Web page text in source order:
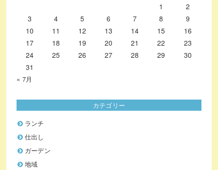
1
2
3
4 5 6 7 8
9
10
11 12 13 14 15
16
17
18 19 20 21 22
23
24
25 26 27 28 29
30
31
« 7月
カテゴリー
ランチ
仕出し
ガーデン
地域